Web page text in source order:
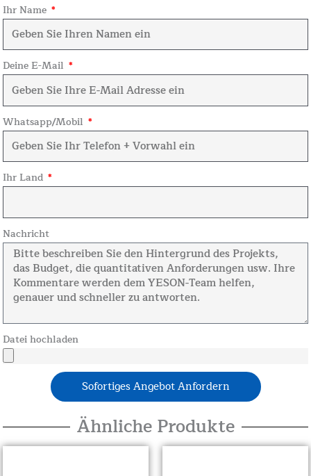
Ihr Name
Deine E-Mail
Whatsapp/Mobil
Ihr Land
Nachricht
Datei hochladen
Sofortiges Angebot Anfordern
Ähnliche Produkte